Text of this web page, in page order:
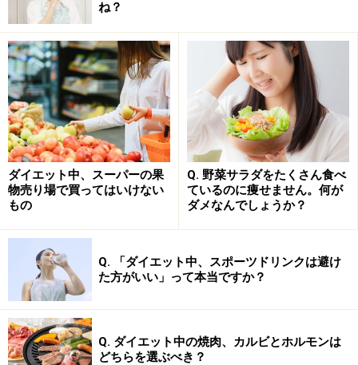
謝が13kcal増える」と言えるので、単純計算で1カ月に約
390kcal、1年で約4680kcalとちりも積もれば……ではない
でしょうか。
また、美しい姿勢や歪みのないボディラインをキープで
きるのも筋肉があってこそ。たんぱく質が不足し筋肉量
が減少すると、痩せにくいだけでなく、ボディラインを
崩す原因にもなります。
ラするなどストレスの原因にも。ストレスはダイエット
の大敵なので、ダイエット中にありがちな挫折や暴飲暴
食を防ぐためにも、たんぱく質不足には気をつける必要
があるのです。
ね？
ダイエット中、スーパーの果
物売り場で買ってはいけない
もの
Q. 野菜サラダをたくさん食べ
ているのに痩せません。何が
ダメなんでしょうか？
Q. 「ダイエット中、スポーツドリンクは避け
た方がいい」って本当ですか？
Q. ダイエット中の焼肉、カルビとホルモンは
どちらを選ぶべき？